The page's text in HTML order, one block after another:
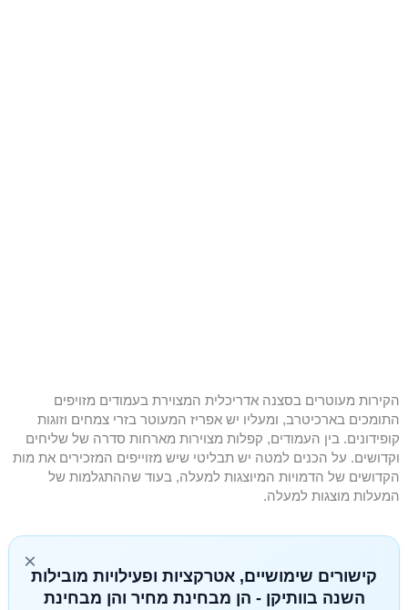
הקירות מעוטרים בסצנה אדריכלית המצוירת בעמודים מזויפים
התומכים בארכיטרב, ומעליו יש אפריז המעוטר בזרי צמחים וזוגות
קופידונים. בין העמודים, קפלות מצוירות מארחות סדרה של שליחים
וקדושים. על הכנים למטה יש תבליטי שיש מזוייפים המזכירים את מות
הקדושים של הדמויות המיוצגות למעלה, בעוד שההתגלמות של
המעלות מוצגות למעלה.
×
קישורים שימושיים, אטרקציות ופעילויות מובילות
השנה בוותיקן - הן מבחינת מחיר והן מבחינת